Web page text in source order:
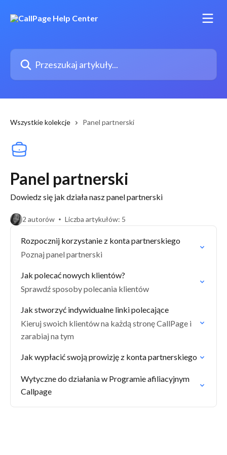
Przeszukaj artykuły...
Wszystkie kolekcje Panel partnerski
Panel partnerski
Dowiedz się jak działa nasz panel partnerski
2 autorów Liczba artykułów: 5
Rozpocznij korzystanie z konta partnerskiego
Poznaj panel partnerski
Jak polecać nowych klientów?
Sprawdź sposoby polecania klientów
Jak stworzyć indywidualne linki polecające
Kieruj swoich klientów na każdą stronę CallPage i
zarabiaj na tym
Jak wypłacić swoją prowizję z konta partnerskiego
Wytyczne do działania w Programie afiliacyjnym
Callpage